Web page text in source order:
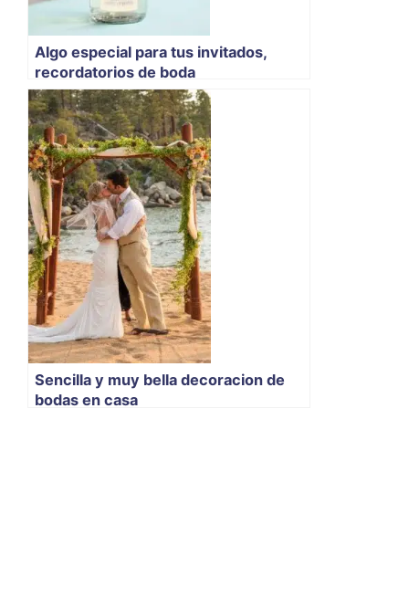
Algo especial para tus invitados,
recordatorios de boda
Sencilla y muy bella decoracion de
bodas en casa